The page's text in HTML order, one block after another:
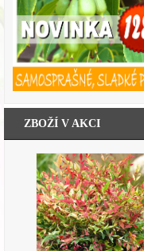
ZBOŽÍ V AKCI